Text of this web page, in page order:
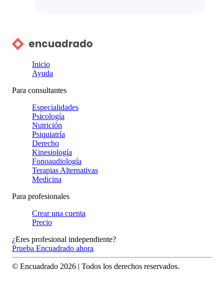
Inicio
Ayuda
Para consultantes
Especialidades
Psicología
Nutrición
Psiquiatría
Derecho
Kinesiología
Fonoaudiología
Terapias Alternativas
Medicina
Para profesionales
Crear una cuenta
Precio
¿Eres profesional independiente?
Prueba Encuadrado ahora
© Encuadrado 2026 | Todos los derechos reservados.